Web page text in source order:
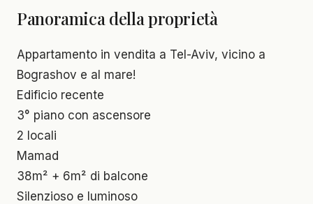
Panoramica della proprietà
Appartamento in vendita a Tel-Aviv, vicino a
Bograshov e al mare!
Edificio recente
3° piano con ascensore
2 locali
Mamad
38m² + 6m² di balcone
Silenzioso e luminoso